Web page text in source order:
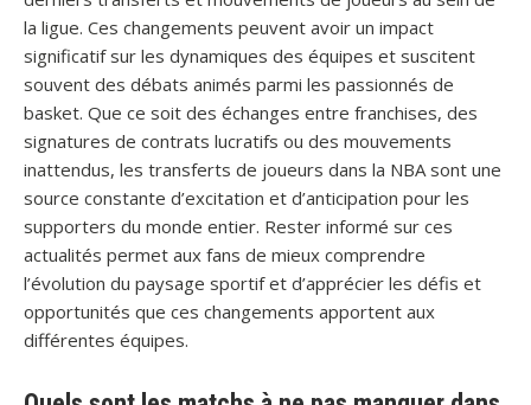
la ligue. Ces changements peuvent avoir un impact
significatif sur les dynamiques des équipes et suscitent
souvent des débats animés parmi les passionnés de
basket. Que ce soit des échanges entre franchises, des
signatures de contrats lucratifs ou des mouvements
inattendus, les transferts de joueurs dans la NBA sont une
source constante d’excitation et d’anticipation pour les
supporters du monde entier. Rester informé sur ces
actualités permet aux fans de mieux comprendre
l’évolution du paysage sportif et d’apprécier les défis et
opportunités que ces changements apportent aux
différentes équipes.